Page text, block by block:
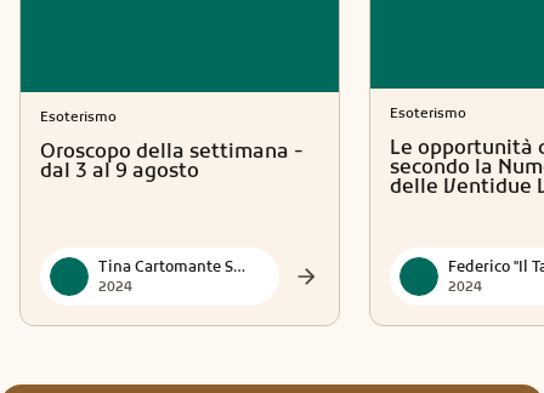
Esoterismo
Oroscopo della settimana -
dal 3 al 9 agosto
Tina Cartomante Sensitiva
2024
Esoterismo
Le opportunità
secondo la
delle Ventidue
2024